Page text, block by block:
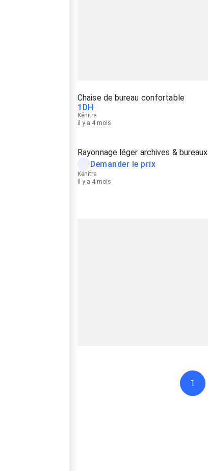
Chaise de bureau confortable
1 DH
Kénitra
il y a 4 mois
Rayonnage léger archives & bureaux
Demander le prix
Kénitra
il y a 4 mois
1